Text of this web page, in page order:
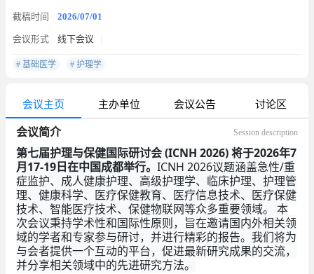
截稿时间 2026/07/01
会议形式 线下会议
# 基础医学 # 护理学
会议主页 主办单位 会议公告 讨论区
会议简介 Session description
第七届护理与保健国际研讨会 (ICNH 2026) 将于2026年7
月17-19日在中国成都举行。ICNH 2026议题涵盖急性/重
症监护、成人健康护理、高级护理学、临床护理、护理管
理、健康科学、医疗保健教育、医疗信息技术、医疗保健
技术、智能医疗技术、保健物联网等众多重要领域。 本
次会议秉持学术性和国际性原则，旨在邀请国内外相关领
域的学者和专家参与研讨，并进行精彩的报告。我们将为
与会者提供一个互动的平台，促进最新研究成果的交流，
并分享相关领域中的先进研究方法。